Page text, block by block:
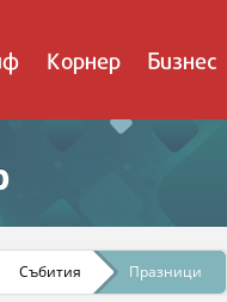
Корнер Бизнес
Събития Празници